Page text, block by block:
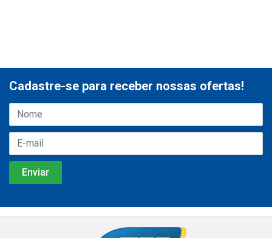
Cadastre-se para receber nossas ofertas!